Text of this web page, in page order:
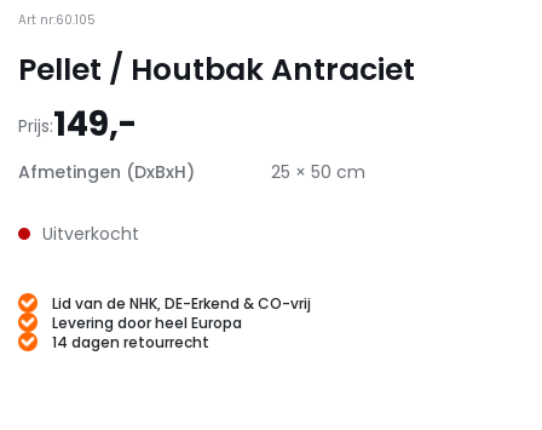
Art nr:60.105
Pellet / Houtbak Antraciet
Prijs:149,-
Afmetingen (DxBxH) 25 × 50 cm
Uitverkocht
Lid van de NHK, DE-Erkend & CO-vrij
Levering door heel Europa
14 dagen retourrecht